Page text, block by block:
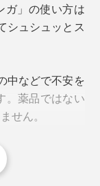
た後に使用。不
して、のどの調
ク原料のみで作
。家族はもちろ
たいと思って
、モリンガの
カ＆プロポリス
ンソール系のス
ールも保存料
婦、高齢者の
ガ」の使い方は
シュシュッとス
中などで不安を
。薬品ではない
せん。
ンや商談の直